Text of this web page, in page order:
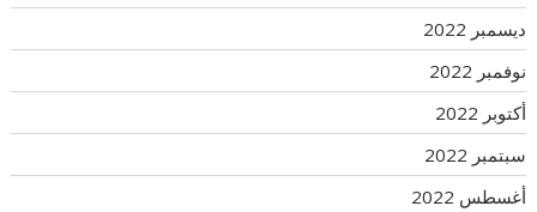
ديسمبر 2022
نوفمبر 2022
أكتوبر 2022
سبتمبر 2022
أغسطس 2022